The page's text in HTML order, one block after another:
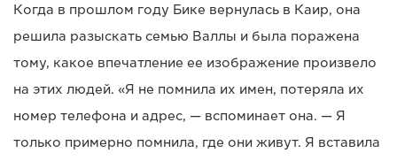
Когда в прошлом году Бике вернулась в Каир, она
решила разыскать семью Валлы и была поражена
тому, какое впечатление ее изображение произвело
на этих людей. «Я не помнила их имен, потеряла их
номер телефона и адрес, — вспоминает она. — Я
только примерно помнила, где они живут. Я вставила